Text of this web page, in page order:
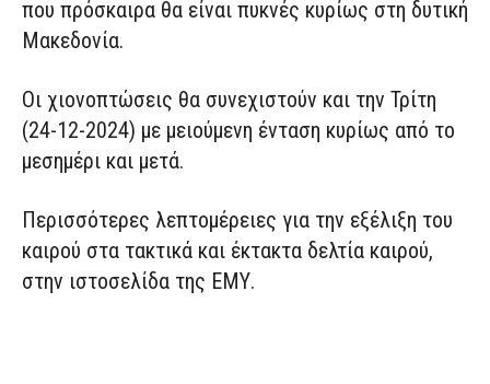
που πρόσκαιρα θα είναι πυκνές κυρίως στη δυτική
Μακεδονία.
Οι χιονοπτώσεις θα συνεχιστούν και την Τρίτη
(24-12-2024) με μειούμενη ένταση κυρίως από το
μεσημέρι και μετά.
Περισσότερες λεπτομέρειες για την εξέλιξη του
καιρού στα τακτικά και έκτακτα δελτία καιρού,
στην ιστοσελίδα της ΕΜΥ.